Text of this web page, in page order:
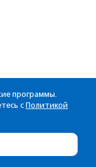
программы.
с Политикой